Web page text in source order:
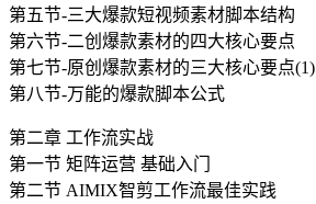
第五节-三大爆款短视频素材脚本结构
第六节-二创爆款素材的四大核心要点
第七节-原创爆款素材的三大核心要点(1)
第八节-万能的爆款脚本公式
第二章 工作流实战
第一节 矩阵运营 基础入门
第二节 AIMIX智剪工作流最佳实践